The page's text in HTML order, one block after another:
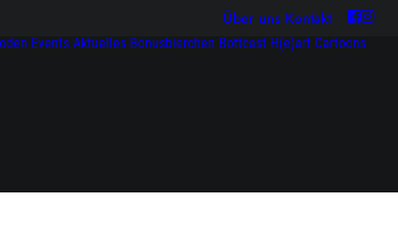
Über uns Kontakt
Events Aktuelles Bonusbierchen Bottcast H(e)art Cartoons